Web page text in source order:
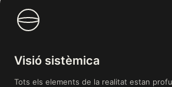
Visió sistèmica
Tots els elements de la realitat estan